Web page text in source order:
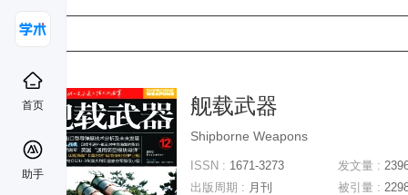
首页
助手
舰载武器
Shipborne Weapons
ISSN : 1671-3273
出版周期 : 月刊
发文量 :
被引量 :